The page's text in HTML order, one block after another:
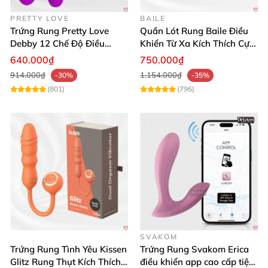
Thương hiệu: LOVENSE (USA)
Thanh rung mini Lovense Exomoon dễ sử dụng kích thích mạnh
Phản hồi từ khách hàng đã trải nghiệm 💬
"Lovense Exomoon thật sự vượt ngoài mong đợi,
chất liệu rất mềm, sử dụng thoải mái và không hề
PRETTY LOVE
Trứng Rung Pretty Love
Debby 12 Chế Độ Điều
Khiển Từ Xa Siêu Mượt
640.000₫
914.000₫
-30%
(801)
BAILE
Quần Lót Rung Baile Điều
Khiển Từ Xa Kích Thích Cực
Mạnh
750.000₫
1.154.000₫
-35%
(796)
Trứng Rung Tình Yêu Kissen
Glitz Rung Thụt Kích Thích
SVAKOM
Trứng Rung Svakom Erica
điều khiển app cao cấp tiện